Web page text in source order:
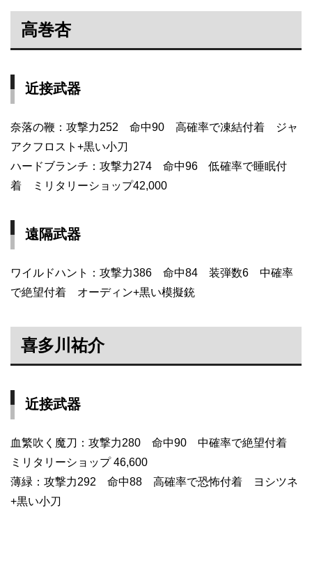
高巻杏
近接武器
奈落の鞭：攻撃力252 命中90 高確率で凍結付着 ジャ
アクフロスト+黒い小刀
ハードブランチ：攻撃力274 命中96 低確率で睡眠付
着 ミリタリーショップ42,000
遠隔武器
ワイルドハント：攻撃力386 命中84 装弾数6 中確率
で絶望付着 オーディン+黒い模擬銃
喜多川祐介
近接武器
血繁吹く魔刀：攻撃力280 命中90 中確率で絶望付着
ミリタリーショップ 46,600
薄緑：攻撃力292 命中88 高確率で恐怖付着 ヨシツネ
+黒い小刀